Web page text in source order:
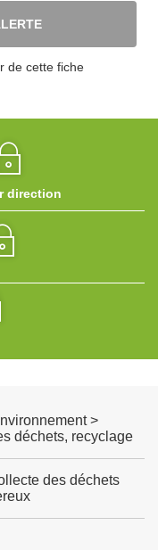
de cette fiche
direction
>
déchets, recyclage
des déchets